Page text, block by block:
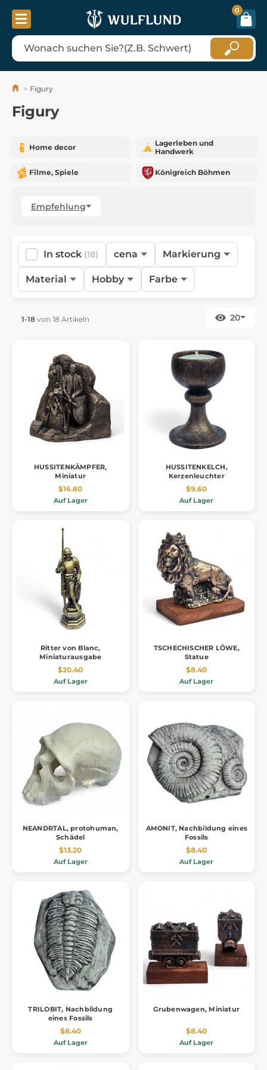
0
Figury
Figury
Home decor
Lagerleben und
Handwerk
Filme, Spiele Königreich Böhmen
Empfehlung
In stock (18) cena Markierung
Material Hobby Farbe
1-18 von 18 Artikeln 20
HUSSITENKÄMPFER,
Miniatur
$16.80
Auf Lager
HUSSITENKELCH,
Kerzenleuchter
$9.60
Auf Lager
Ritter von Blanc,
Miniaturausgabe
$20.40
Auf Lager
TSCHECHISCHER LÖWE,
Statue
$8.40
Auf Lager
NEANDRTAL, protohuman,
Schädel
$13.20
Auf Lager
AMONIT, Nachbildung eines
Fossils
$8.40
Auf Lager
TRILOBIT, Nachbildung
eines Fossils
$8.40
Auf Lager
Grubenwagen, Miniatur
$8.40
Auf Lager